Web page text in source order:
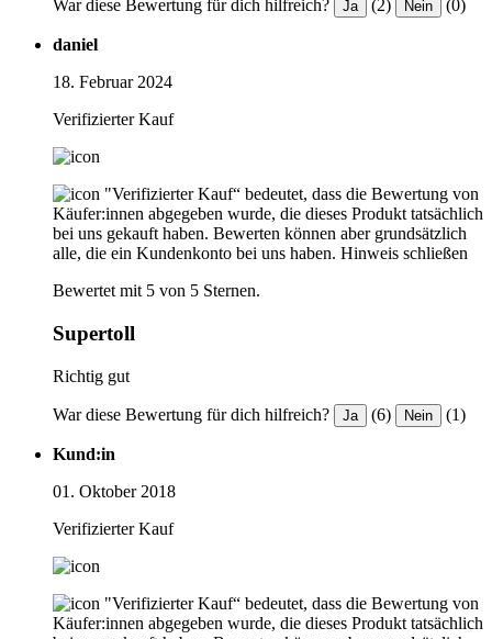
War diese Bewertung für dich hilfreich? Ja (2) Nein (0)
daniel
18. Februar 2024
Verifizierter Kauf
"Verifizierter Kauf“ bedeutet, dass die Bewertung von
Käufer:innen abgegeben wurde, die dieses Produkt tatsächlich
bei uns gekauft haben. Bewerten können aber grundsätzlich
alle, die ein Kundenkonto bei uns haben. Hinweis schließen
Bewertet mit 5 von 5 Sternen.
Supertoll
Richtig gut
War diese Bewertung für dich hilfreich? Ja (6) Nein (1)
Kund:in
01. Oktober 2018
Verifizierter Kauf
"Verifizierter Kauf“ bedeutet, dass die Bewertung von
Käufer:innen abgegeben wurde, die dieses Produkt tatsächlich